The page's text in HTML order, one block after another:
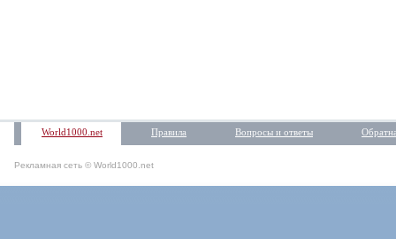
World1000.net Правила Вопросы и ответы
Рекламная сеть © World1000.net